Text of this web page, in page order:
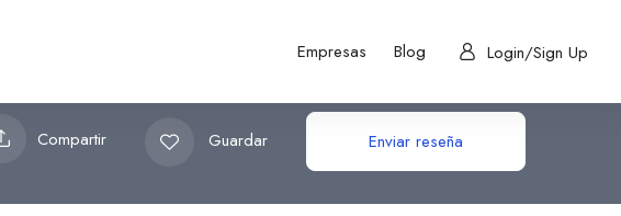
Empresas Blog Login/Sign Up
Compartir Guardar Enviar reseña